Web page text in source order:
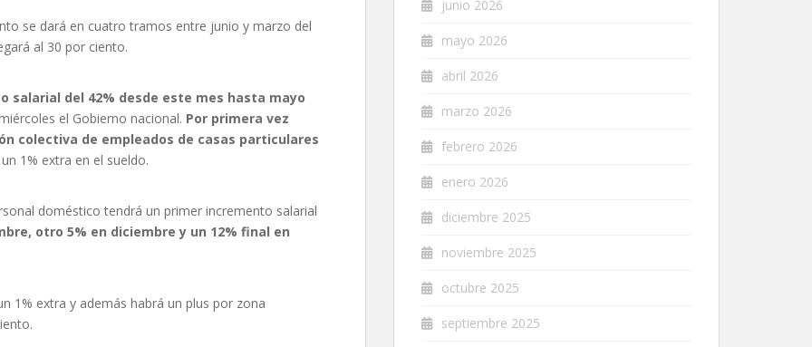
se dará en cuatro tramos entre junio y marzo del
al 30 por ciento.
salarial del 42% desde este mes hasta mayo
el Gobierno nacional. Por primera vez
colectiva de empleados de casas particulares
1% extra en el sueldo.
doméstico tendrá un primer incremento salarial
otro 5% en diciembre y un 12% final en
1% extra y además habrá un plus por zona
junio 2026
mayo 2026
abril 2026
marzo 2026
febrero 2026
enero 2026
diciembre 2025
noviembre 2025
octubre 2025
septiembre 2025